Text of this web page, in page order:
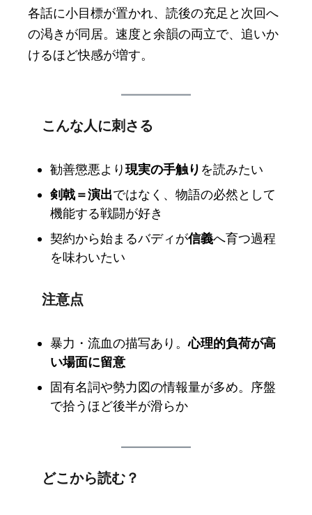
各話に小目標が置かれ、読後の充足と次回へ
の渇きが同居。速度と余韻の両立で、追いか
けるほど快感が増す。
こんな人に刺さる
勧善懲悪より現実の手触り を読みたい
剣戟＝演出ではなく、物語の必然として
機能する戦闘が好き
契約から始まるバディが信義へ育つ過程
を味わいたい
注意点
暴力・流血の描写あり。心理的負荷が高
い場面に留意
固有名詞や勢力図の情報量が多め。序盤
で拾うほど後半が滑らか
どこから読む？